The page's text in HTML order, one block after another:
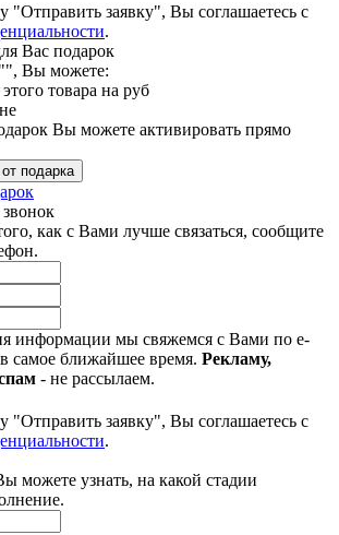
"Отправить заявку", Вы соглашаетесь с
.
Вас подарок
", Вы можете:
товара на руб
Вы можете активировать прямо
подарка
как с Вами лучше связаться, сообщите
информации мы свяжемся с Вами по e-
самое ближайшее время. Рекламу,
- не рассылаем.
"Отправить заявку", Вы соглашаетесь с
.
можете узнать, на какой стадии